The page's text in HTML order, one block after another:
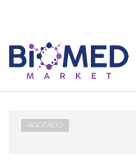
AGOTADO